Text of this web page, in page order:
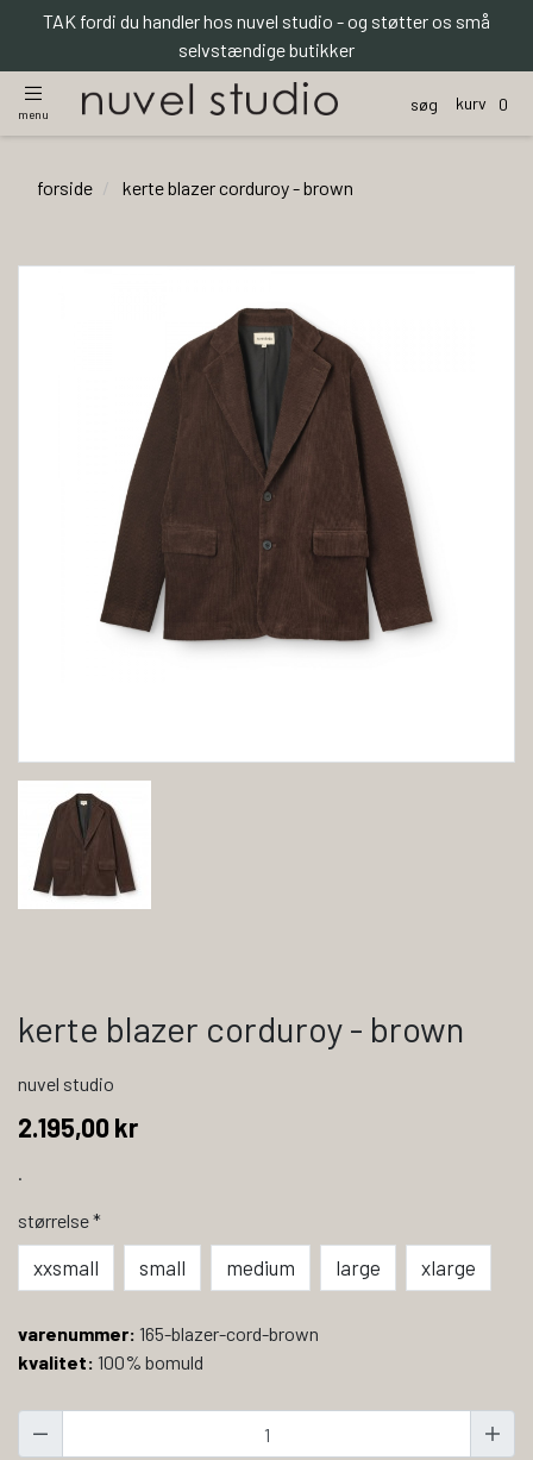
TAK fordi du handler hos nuvel studio - og støtter os små
selvstændige butikker
menu
søg kurv 0
forside kerte blazer corduroy - brown
kerte blazer corduroy - brown
nuvel studio
2.195,00 kr
.
størrelse*
xxsmall small medium large xlarge
varenummer: 165-blazer-cord-brown
kvalitet: 100% bomuld